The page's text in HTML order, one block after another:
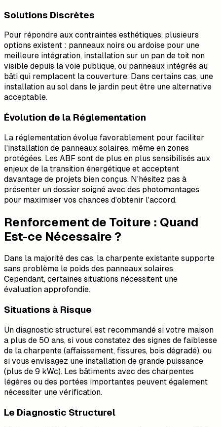
Solutions Discrètes
Pour répondre aux contraintes esthétiques, plusieurs
options existent : panneaux noirs ou ardoise pour une
meilleure intégration, installation sur un pan de toit non
visible depuis la voie publique, ou panneaux intégrés au
bâti qui remplacent la couverture. Dans certains cas, une
installation au sol dans le jardin peut être une alternative
acceptable.
Évolution de la Réglementation
La réglementation évolue favorablement pour faciliter
l'installation de panneaux solaires, même en zones
protégées. Les ABF sont de plus en plus sensibilisés aux
enjeux de la transition énergétique et acceptent
davantage de projets bien conçus. N'hésitez pas à
présenter un dossier soigné avec des photomontages
pour maximiser vos chances d'obtenir l'accord.
Renforcement de Toiture : Quand
Est-ce Nécessaire ?
Dans la majorité des cas, la charpente existante supporte
sans problème le poids des panneaux solaires.
Cependant, certaines situations nécessitent une
évaluation approfondie.
Situations à Risque
Un diagnostic structurel est recommandé si votre maison
a plus de 50 ans, si vous constatez des signes de faiblesse
de la charpente (affaissement, fissures, bois dégradé), ou
si vous envisagez une installation de grande puissance
(plus de 9 kWc). Les bâtiments avec des charpentes
légères ou des portées importantes peuvent également
nécessiter une vérification.
Le Diagnostic Structurel